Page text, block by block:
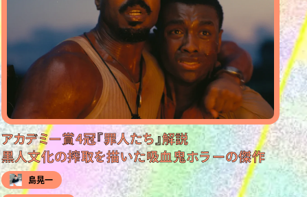
アカデミー賞4冠『罪人たち』解説
黒人文化の搾取を描いた吸血鬼ホラーの傑作
島晃一